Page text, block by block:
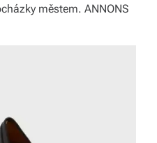
městem. ANNONS